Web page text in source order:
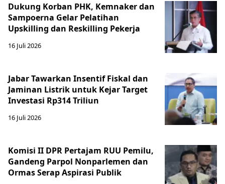
Dukung Korban PHK, Kemnaker dan
Sampoerna Gelar Pelatihan
Upskilling dan Reskilling Pekerja
16 Juli 2026
Jabar Tawarkan Insentif Fiskal dan
Jaminan Listrik untuk Kejar Target
Investasi Rp314 Triliun
16 Juli 2026
Komisi II DPR Pertajam RUU Pemilu,
Gandeng Parpol Nonparlemen dan
Ormas Serap Aspirasi Publik